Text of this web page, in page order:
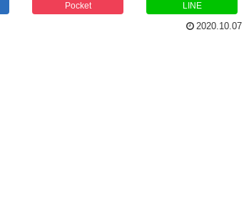
Pocket LINE
2020.10.07